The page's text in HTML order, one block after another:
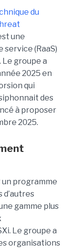
du
une
(RaaS)
Le groupe a
2025 en
qui
des
à proposer
2025.
programme
gamme plus
Le groupe a
organisations